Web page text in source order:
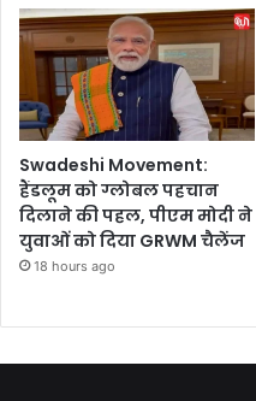
Swadeshi Movement:
हैंडलूम को ग्लोबल पहचान
दिलाने की पहल, पीएम मोदी ने
युवाओं को दिया GRWM चैलेंज
18 hours ago